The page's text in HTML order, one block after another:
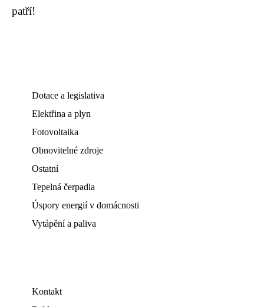
patří!
Dotace a legislativa
Elektřina a plyn
Fotovoltaika
Obnovitelné zdroje
Ostatní
Tepelná čerpadla
Úspory energií v domácnosti
Vytápění a paliva
Kontakt